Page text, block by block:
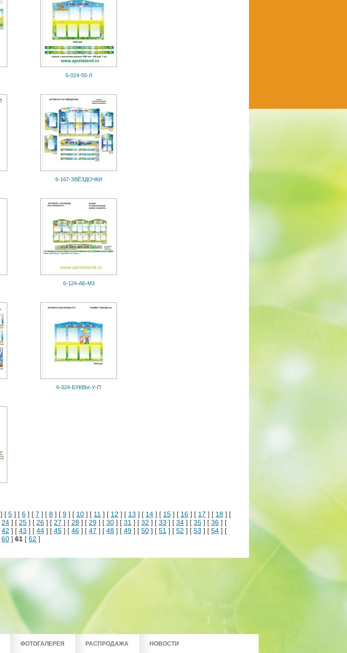
6-024-55-Л
6-167-ЗВЁЗДОЧКИ
6-124-АБ-М3
6-024-БУКВЫ-У-П
] [ 5 ] [ 6 ] [ 7 ] [ 8 ] [ 9 ] [ 10 ] [ 11 ] [ 12 ] [ 13 ] [ 14 ] [ 15 ] [ 16 ] [ 17 ] [ 18 ] [
24 ] [ 25 ] [ 26 ] [ 27 ] [ 28 ] [ 29 ] [ 30 ] [ 31 ] [ 32 ] [ 33 ] [ 34 ] [ 35 ] [ 36 ] [
42 ] [ 43 ] [ 44 ] [ 45 ] [ 46 ] [ 47 ] [ 48 ] [ 49 ] [ 50 ] [ 51 ] [ 52 ] [ 53 ] [ 54 ] [
60 ] 61 [ 62 ]
ФОТОГАЛЕРЕЯ РАСПРОДАЖА НОВОСТИ